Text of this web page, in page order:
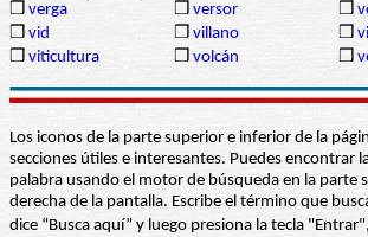
❒ verga ❒ versor ❒
❒ vid ❒ villano ❒
❒ viticultura ❒ volcán ❒
Los iconos de la parte superior e inferior de la
secciones útiles e interesantes. Puedes encontrar
palabra usando el motor de búsqueda en la parte
derecha de la pantalla. Escribe el término que
dice “Busca aquí” y luego presiona la tecla